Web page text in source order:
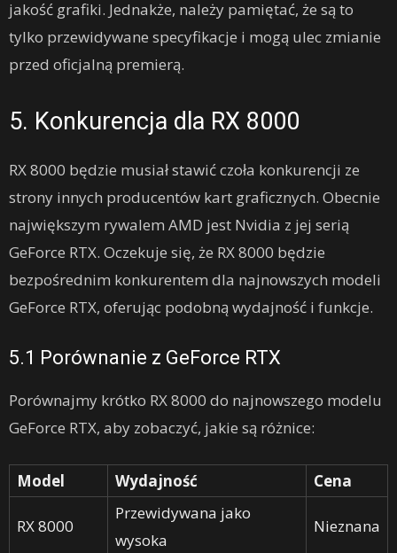
jakość grafiki. Jednakże, należy pamiętać, że są to
tylko przewidywane specyfikacje i mogą ulec zmianie
przed oficjalną premierą.
5. Konkurencja dla RX 8000
RX 8000 będzie musiał stawić czoła konkurencji ze
strony innych producentów kart graficznych. Obecnie
największym rywalem AMD jest Nvidia z jej serią
GeForce RTX. Oczekuje się, że RX 8000 będzie
bezpośrednim konkurentem dla najnowszych modeli
GeForce RTX, oferując podobną wydajność i funkcje.
5.1 Porównanie z GeForce RTX
Porównajmy krótko RX 8000 do najnowszego modelu
GeForce RTX, aby zobaczyć, jakie są różnice:
Model Wydajność Cena
RX 8000
Przewidywana jako
wysoka
Nieznana